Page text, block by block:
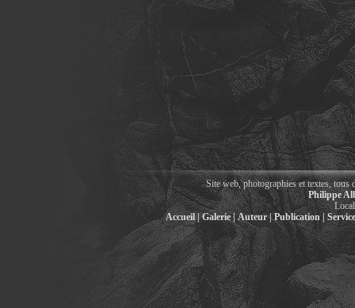
Site web, photographies et textes, tous
Philippe
Accueil | Galerie | Auteur | Publication |